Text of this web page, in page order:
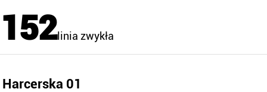
152linia zwykła
Harcerska 01